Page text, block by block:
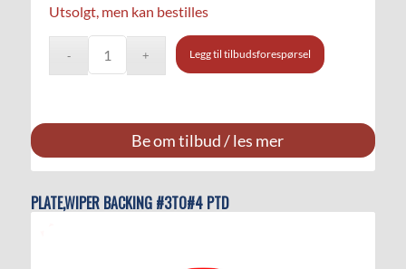
Utsolgt, men kan bestilles
Legg til tilbudsforespørsel
Be om tilbud / les mer
PLATE,WIPER BACKING #3TO#4 PTD